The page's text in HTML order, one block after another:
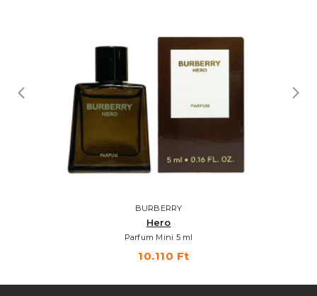
BURBERRY
Hero
Parfum Mini 5 ml
10.110 Ft